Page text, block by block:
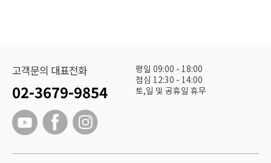
고객문의 대표전화
02-3679-9854
평일 09:00 - 18:00
점심 12:30 - 14:00
토,일 및 공휴일 휴무